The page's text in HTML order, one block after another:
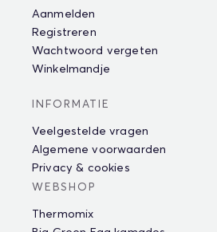
Aanmelden
Registreren
Wachtwoord vergeten
Winkelmandje
INFORMATIE
Veelgestelde vragen
Algemene voorwaarden
Privacy & cookies
WEBSHOP
Thermomix